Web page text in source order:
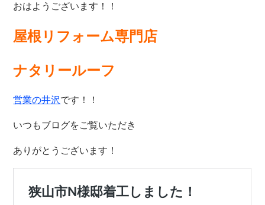
おはようございます！！
屋根リフォーム専門店
ナタリールーフ
営業の井沢です！！
いつもブログをご覧いただき
ありがとうございます！